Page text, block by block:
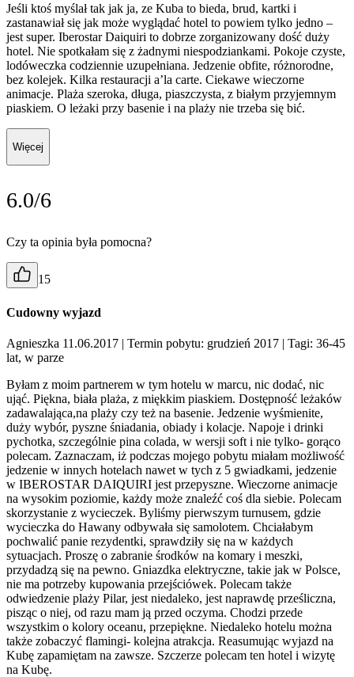
Jeśli ktoś myślał tak jak ja, ze Kuba to bieda, brud, kartki i
zastanawiał się jak może wyglądać hotel to powiem tylko jedno –
jest super. Iberostar Daiquiri to dobrze zorganizowany dość duży
hotel. Nie spotkałam się z żadnymi niespodziankami. Pokoje czyste,
lodóweczka codziennie uzupełniana. Jedzenie obfite, różnorodne,
bez kolejek. Kilka restauracji a’la carte. Ciekawe wieczorne
animacje. Plaża szeroka, długa, piaszczysta, z białym przyjemnym
piaskiem. O leżaki przy basenie i na plaży nie trzeba się bić.
Więcej
6.0/6
Czy ta opinia była pomocna?
15
Cudowny wyjazd
Agnieszka 11.06.2017 | Termin pobytu: grudzień 2017 | Tagi: 36-45
lat, w parze
Byłam z moim partnerem w tym hotelu w marcu, nic dodać, nic
ująć. Piękna, biała plaża, z miękkim piaskiem. Dostępność leżaków
zadawalająca,na plaży czy też na basenie. Jedzenie wyśmienite,
duży wybór, pyszne śniadania, obiady i kolacje. Napoje i drinki
pychotka, szczególnie pina colada, w wersji soft i nie tylko- gorąco
polecam. Zaznaczam, iż podczas mojego pobytu miałam możliwość
jedzenie w innych hotelach nawet w tych z 5 gwiadkami, jedzenie
w IBEROSTAR DAIQUIRI jest przepyszne. Wieczorne animacje
na wysokim poziomie, każdy może znaleźć coś dla siebie. Polecam
skorzystanie z wycieczek. Byliśmy pierwszym turnusem, gdzie
wycieczka do Hawany odbywała się samolotem. Chciałabym
pochwalić panie rezydentki, sprawdziły się na w każdych
sytuacjach. Proszę o zabranie środków na komary i meszki,
przydadzą się na pewno. Gniazdka elektryczne, takie jak w Polsce,
nie ma potrzeby kupowania przejściówek. Polecam także
odwiedzenie plaży Pilar, jest niedaleko, jest naprawdę prześliczna,
pisząc o niej, od razu mam ją przed oczyma. Chodzi przede
wszystkim o kolory oceanu, przepiękne. Niedaleko hotelu można
także zobaczyć flamingi- kolejna atrakcja. Reasumując wyjazd na
Kubę zapamiętam na zawsze. Szczerze polecam ten hotel i wizytę
na Kubę.